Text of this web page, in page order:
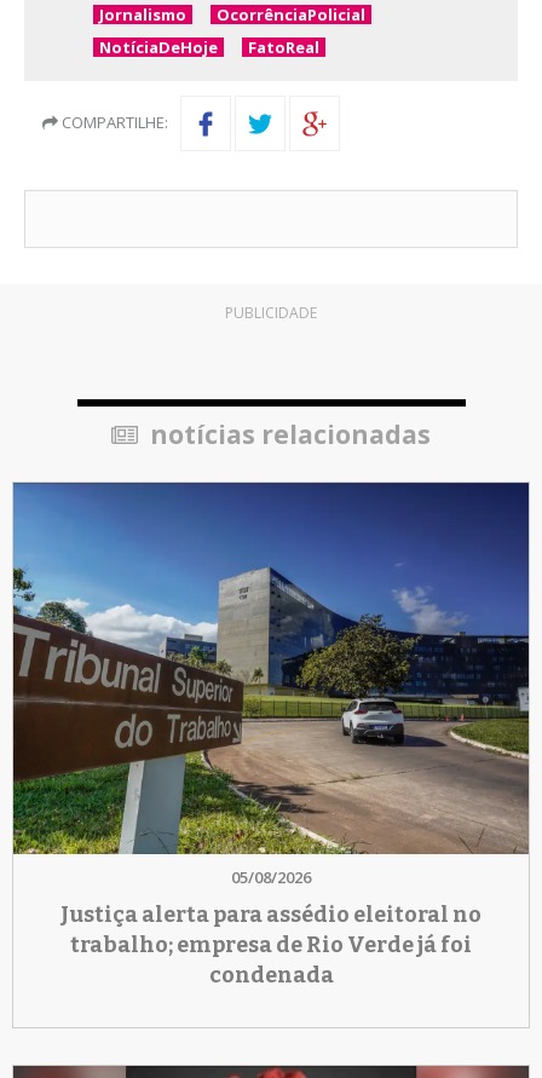
Jornalismo
OcorrênciaPolicial
NotíciaDeHoje
FatoReal
COMPARTILHE:
PUBLICIDADE
notícias relacionadas
05/08/2026
Justiça alerta para assédio eleitoral no
trabalho; empresa de Rio Verde já foi
condenada